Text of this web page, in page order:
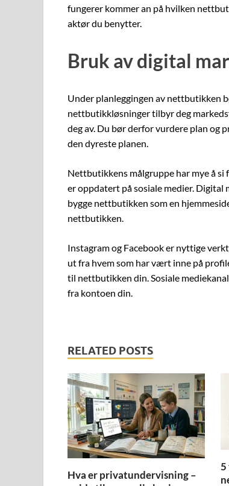
fungerer kommer an på hvilken
aktør du benytter.
Bruk av digital
Under planleggingen av nettbutikken
nettbutikkløsninger tilbyr deg
deg av. Du bør derfor vurdere plan og
den dyreste planen.
Nettbutikkens målgruppe har mye å
er oppdatert på sosiale medier.
bygge nettbutikken som en
nettbutikken.
Instagram og Facebook er nyttige
ut fra hvem som har vært inne på
til nettbutikken din. Sosiale
fra kontoen din.
RELATED POSTS
Hva er privatundervisning –
5